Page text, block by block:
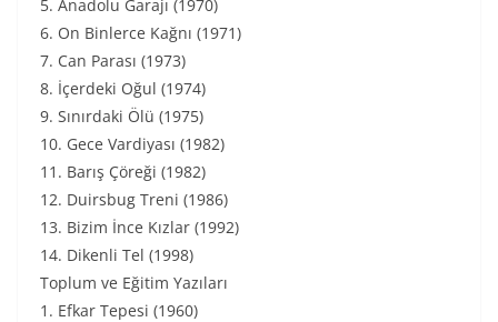
5. Anadolu Garajı (1970)
6. On Binlerce Kağnı (1971)
7. Can Parası (1973)
8. İçerdeki Oğul (1974)
9. Sınırdaki Ölü (1975)
10. Gece Vardiyası (1982)
11. Barış Çöreği (1982)
12. Duirsbug Treni (1986)
13. Bizim İnce Kızlar (1992)
14. Dikenli Tel (1998)
Toplum ve Eğitim Yazıları
1. Efkar Tepesi (1960)